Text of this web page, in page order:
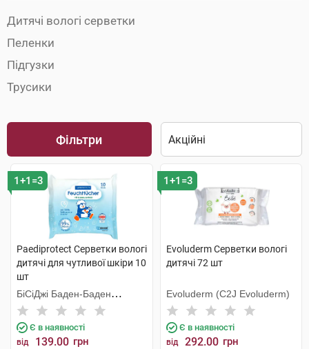
Дитячі вологі серветки
Пеленки
Підгузки
Трусики
Фільтри
1+1=3
Paediprotect Серветки вологі
дитячі для чутливої шкіри 10
шт
БіСіДжі Баден-Баден
Косметікс Груп Гмбх
Є в наявності
від 139.00 грн
1+1=3
Evoluderm Серветки вологі
дитячі 72 шт
Evoluderm (C2J Evoluderm)
Є в наявності
від 292.00 грн